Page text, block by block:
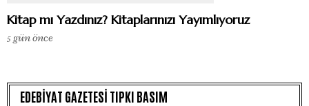
Kitap mı Yazdınız? Kitaplarınızı Yayımlıyoruz
5 gün önce
EDEBİYAT GAZETESİ TIPKI BASIM